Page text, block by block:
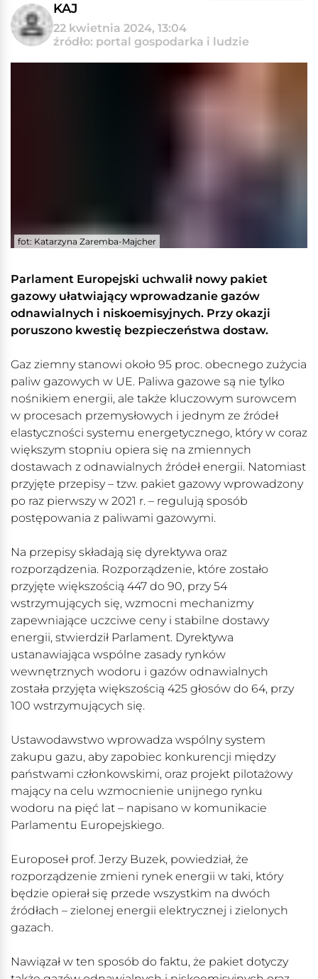
KAJ
22 kwietnia 2024, 13:04
źródło: portal gospodarka i ludzie
fot: Katarzyna Zaremba-Majcher
Parlament Europejski uchwalił nowy pakiet
gazowy ułatwiający wprowadzanie gazów
odnawialnych i niskoemisyjnych. Przy okazji
poruszono kwestię bezpieczeństwa dostaw.
Gaz ziemny stanowi około 95 proc. obecnego zużycia
paliw gazowych w UE. Paliwa gazowe są nie tylko
nośnikiem energii, ale także kluczowym surowcem
w procesach przemysłowych i jednym ze źródeł
elastyczności systemu energetycznego, który w coraz
większym stopniu opiera się na zmiennych
dostawach z odnawialnych źródeł energii. Natomiast
przyjęte przepisy – tzw. pakiet gazowy wprowadzony
po raz pierwszy w 2021 r. – regulują sposób
postępowania z paliwami gazowymi.
Na przepisy składają się dyrektywa oraz
rozporządzenia. Rozporządzenie, które zostało
przyjęte większością 447 do 90, przy 54
wstrzymujących się, wzmocni mechanizmy
zapewniające uczciwe ceny i stabilne dostawy
energii, stwierdził Parlament. Dyrektywa
ustanawiająca wspólne zasady rynków
wewnętrznych wodoru i gazów odnawialnych
została przyjęta większością 425 głosów do 64, przy
100 wstrzymujących się.
Ustawodawstwo wprowadza wspólny system
zakupu gazu, aby zapobiec konkurencji między
państwami członkowskimi, oraz projekt pilotażowy
mający na celu wzmocnienie unijnego rynku
wodoru na pięć lat – napisano w komunikacie
Parlamentu Europejskiego.
Europoseł prof. Jerzy Buzek, powiedział, że
rozporządzenie zmieni rynek energii w taki, który
będzie opierał się przede wszystkim na dwóch
źródłach – zielonej energii elektrycznej i zielonych
gazach.
Nawiązał w ten sposób do faktu, że pakiet dotyczy